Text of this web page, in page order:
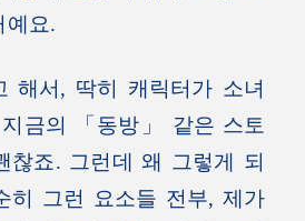
예요.
해서, 딱히 캐릭터가 소녀
금의 「동방」 같은 스토
찮죠. 그런데 왜 그렇게 되
히 그런 요소들 전부, 제가